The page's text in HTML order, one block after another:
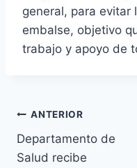
general, para evitar
embalse, objetivo
trabajo y apoyo de
ANTERIOR
Departamento de
Salud recibe